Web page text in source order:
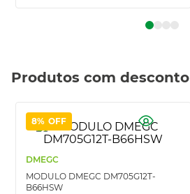
Produtos com desconto
8% OFF
DMEGC
MODULO DMEGC DM705G12T-
B66HSW